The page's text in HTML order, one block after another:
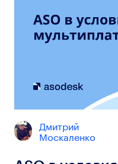
Дмитрий
Москаленко